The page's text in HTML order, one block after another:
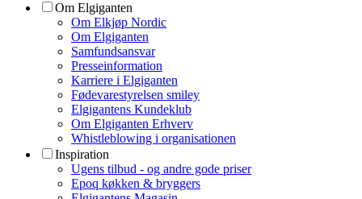
Om Elgiganten
Om Elkjøp Nordic
Om Elgiganten
Samfundsansvar
Presseinformation
Karriere i Elgiganten
Fødevarestyrelsen smiley
Elgigantens Kundeklub
Om Elgiganten Erhverv
Whistleblowing i organisationen
Inspiration
Ugens tilbud - og andre gode priser
Epoq køkken & bryggers